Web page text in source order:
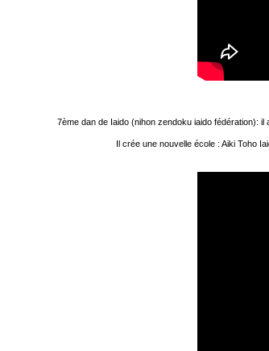
7ème dan de Iaido (nihon zendoku iaido fédération):
Il crée une nouvelle école : Aiki Toho